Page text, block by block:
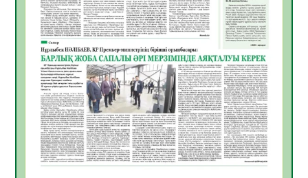
Open Air: Қызылорда облысы полиция
департаменті 20 мыңнан астам
көрерменнің қауіпсіздігін қамтамасыз етті
06.08.2026
65
ҚЫЗЫЛОРДАДА «САНАЛЫ ҰРПАҚ –
ЖАРҚЫН БОЛАШАҚ» АТТЫ КЕҢЕЙТІЛГЕН
МӘЖІЛІС ӨТТІ
05.08.2026
66
Қазақстан Орталық Азиядағы көшуге ең